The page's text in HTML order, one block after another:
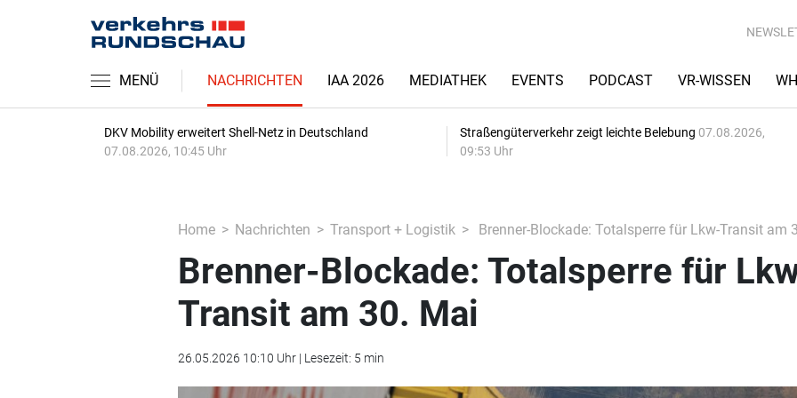
MENÜ NACHRICHTEN IAA 2026 MEDIATHEK EVENTS PODCAST VR-WISSEN
DKV Mobility erweitert Shell-Netz in Deutschland
07.08.2026, 10:45 Uhr
Straßengüterverkehr zeigt leichte Belebung 07.08.2026,
09:53 Uhr
Home Nachrichten Transport + Logistik Brenner-Blockade: Totalsperre für Lkw-Transit am
Brenner-Blockade: Totalsperre für
Transit am 30. Mai
26.05.2026 10:10 Uhr | Lesezeit: 5 min